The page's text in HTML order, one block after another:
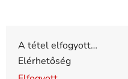
A tétel elfogyott…
Elérhetőség